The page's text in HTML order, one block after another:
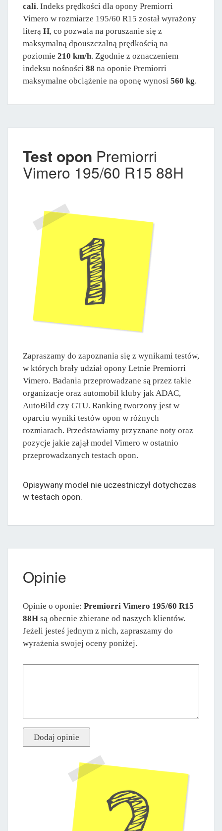
cali. Indeks prędkości dla opony Premiorri
Vimero w rozmiarze 195/60 R15 został wyrażony
literą H, co pozwala na poruszanie się z
maksymalną dpouszczalną prędkością na
poziomie 210 km/h. Zgodnie z oznaczeniem
indeksu nośności 88 na oponie Premiorri
maksymalne obciążenie na oponę wynosi 560 kg.
Test opon Premiorri
Vimero 195/60 R15 88H
Zapraszamy do zapoznania się z wynikami testów,
w których brały udział opony Letnie Premiorri
Vimero. Badania przeprowadzane są przez takie
organizacje oraz automobil kluby jak ADAC,
AutoBild czy GTU. Ranking tworzony jest w
oparciu wyniki testów opon w różnych
rozmiarach. Przedstawiamy przyznane noty oraz
pozycje jakie zajął model Vimero w ostatnio
przeprowadzanych testach opon.
Opisywany model nie uczestniczył dotychczas
w testach opon.
Opinie
Opinie o oponie: Premiorri Vimero 195/60 R15
88H są obecnie zbierane od naszych klientów.
Jeżeli jesteś jednym z nich, zapraszamy do
wyrażenia swojej oceny poniżej.